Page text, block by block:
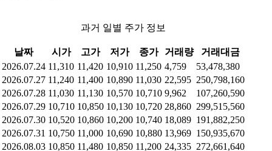
과거 일별 주가 정보
날짜 시가 고가 저가 종가 거래량
거래대금
2026.07.24 11,310 11,420 10,910 11,250 4,759
53,478,380
2026.07.27 11,240 11,400 10,890 11,030 22,595 250,798,160
2026.07.28 11,030 11,130 10,570 10,710 9,962
107,260,590
2026.07.29 10,710 10,850 10,130 10,720 28,860 299,515,560
2026.07.30 10,520 10,860 10,200 10,740 18,089 191,882,250
2026.07.31 10,750 11,000 10,690 10,880 13,969 150,935,670
2026.08.03 10,850 11,480 10,850 11,200 24,335 272,661,640